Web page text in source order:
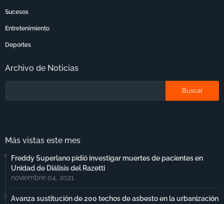
Sucesos
Entretenimiento
Deportes
Archivo de Noticias
Más vistas este mes
Freddy Superlano pidió investigar muertes de pacientes en
Unidad de Diálisis del Razetti
noviembre 04, 2021
Avanza sustitución de 200 techos de asbesto en la urbanización